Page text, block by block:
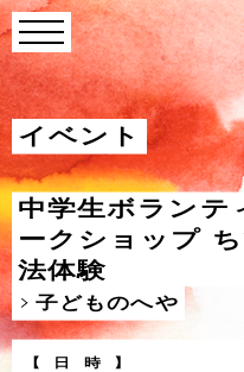
Skip
to
content
menu
イベント
中学生ボランテ
ークショップ
法体験
子どものへや
【 日 時
】